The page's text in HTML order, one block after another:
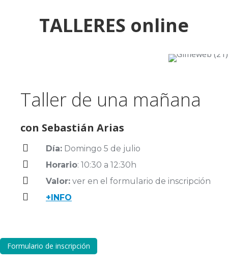
TALLERES online
Taller de una mañana
con Sebastián Arias
Día: Domingo 5 de julio
Horario: 10:30 a 12:30h
Valor: ver en el formulario de inscripción
+INFO
Formulario de inscripción